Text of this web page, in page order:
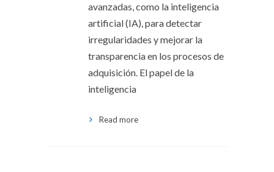
avanzadas, como la inteligencia
artificial (IA), para detectar
irregularidades y mejorar la
transparencia en los procesos de
adquisición. El papel de la
inteligencia
Read more